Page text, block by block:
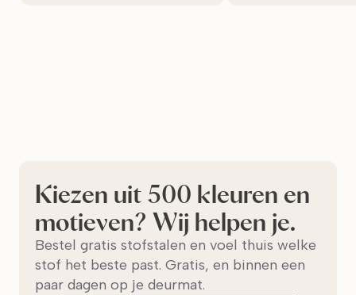
Kiezen uit 500 kleuren en
motieven? Wij helpen je.
Bestel gratis stofstalen en voel thuis welke
stof het beste past. Gratis, en binnen een
paar dagen op je deurmat.